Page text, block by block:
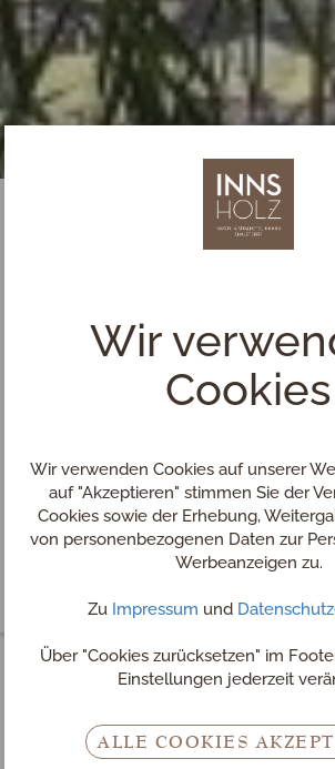
Allgemeine
Wir
Cookies
Wir verwenden Cookies auf unserer
auf "Akzeptieren" stimmen Sie der
Cookies sowie der Erhebung,
von personenbezogenen Daten zur
Werbeanzeigen zu.
Zu Impressum und
Über "Cookies zurücksetzen" im
Einstellungen jederzeit
ALLE COOKIES